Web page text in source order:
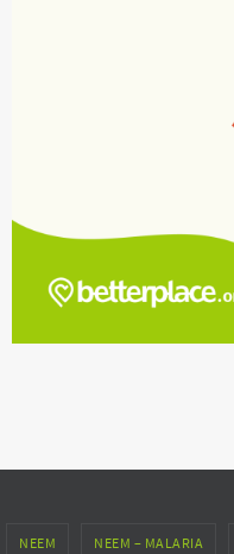
NEEM NEEM – MALARIA